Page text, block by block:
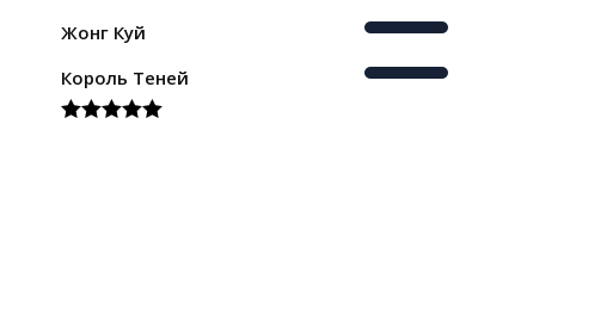
Жонг Куй
Король Теней